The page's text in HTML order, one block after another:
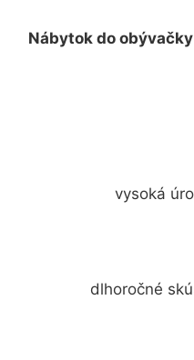
Nábytok do
vysoká
dlhoročné